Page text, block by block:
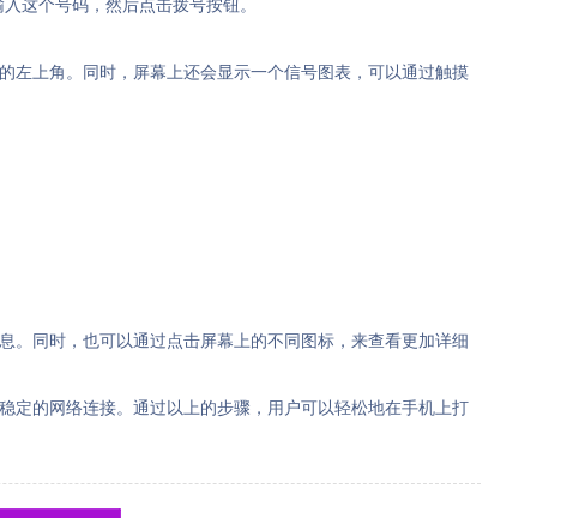
这个号码，然后点击拨号按钮。
左上角。同时，屏幕上还会显示一个信号图表，可以通过触摸
。同时，也可以通过点击屏幕上的不同图标，来查看更加详细
定的网络连接。通过以上的步骤，用户可以轻松地在手机上打